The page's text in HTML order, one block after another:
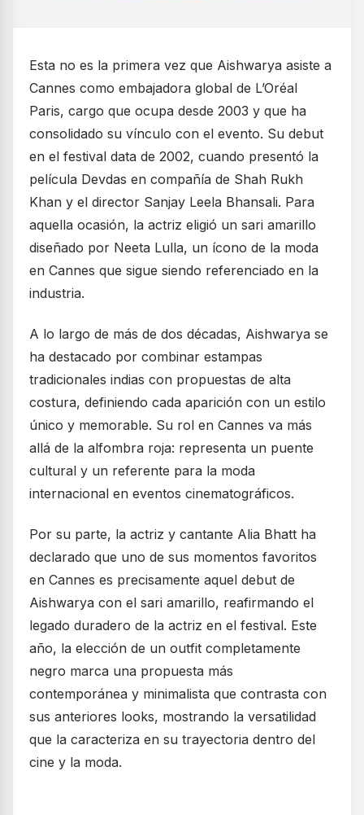
Esta no es la primera vez que Aishwarya asiste a
Cannes como embajadora global de L’Oréal
Paris, cargo que ocupa desde 2003 y que ha
consolidado su vínculo con el evento. Su debut
en el festival data de 2002, cuando presentó la
película Devdas en compañía de Shah Rukh
Khan y el director Sanjay Leela Bhansali. Para
aquella ocasión, la actriz eligió un sari amarillo
diseñado por Neeta Lulla, un ícono de la moda
en Cannes que sigue siendo referenciado en la
industria.
A lo largo de más de dos décadas, Aishwarya se
ha destacado por combinar estampas
tradicionales indias con propuestas de alta
costura, definiendo cada aparición con un estilo
único y memorable. Su rol en Cannes va más
allá de la alfombra roja: representa un puente
cultural y un referente para la moda
internacional en eventos cinematográficos.
Por su parte, la actriz y cantante Alia Bhatt ha
declarado que uno de sus momentos favoritos
en Cannes es precisamente aquel debut de
Aishwarya con el sari amarillo, reafirmando el
legado duradero de la actriz en el festival. Este
año, la elección de un outfit completamente
negro marca una propuesta más
contemporánea y minimalista que contrasta con
sus anteriores looks, mostrando la versatilidad
que la caracteriza en su trayectoria dentro del
cine y la moda.